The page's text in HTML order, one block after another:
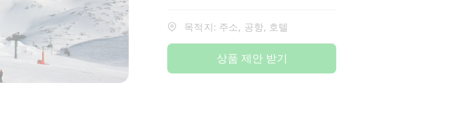
목적지: 주소, 공항, 호텔
상품 제안 받기